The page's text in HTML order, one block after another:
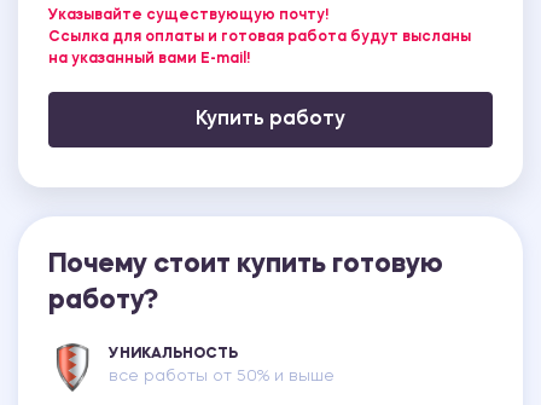
Указывайте существующую почту!
Ссылка для оплаты и готовая работа будут высланы
на указанный вами E-mail!
Купить работу
Почему стоит купить готовую
работу?
УНИКАЛЬНОСТЬ
все работы от 50% и выше